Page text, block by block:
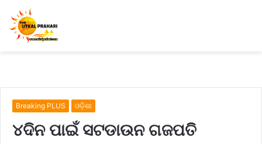
Breaking PLUS ଓଡ଼ିଶା
୪ଦିନ ପାଇଁ ସଟଡାଉନ ଗଜପତି